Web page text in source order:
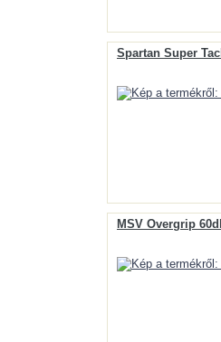
Spartan Super
MSV Overgrip